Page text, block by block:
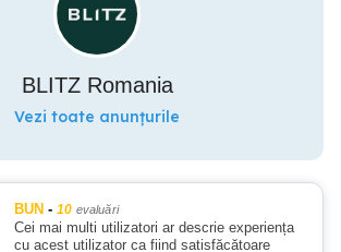
BLITZ Romania
Vezi toate anunțurile
BUN - 10 evaluări
Cei mai multi utilizatori ar descrie experiența
cu acest utilizator ca fiind satisfăcătoare